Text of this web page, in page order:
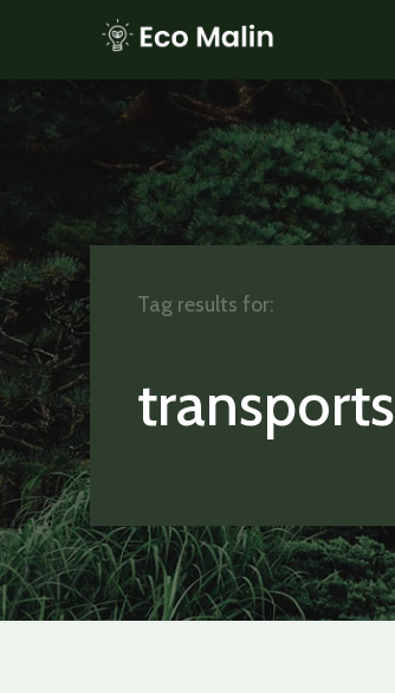
transports
Tag results for: